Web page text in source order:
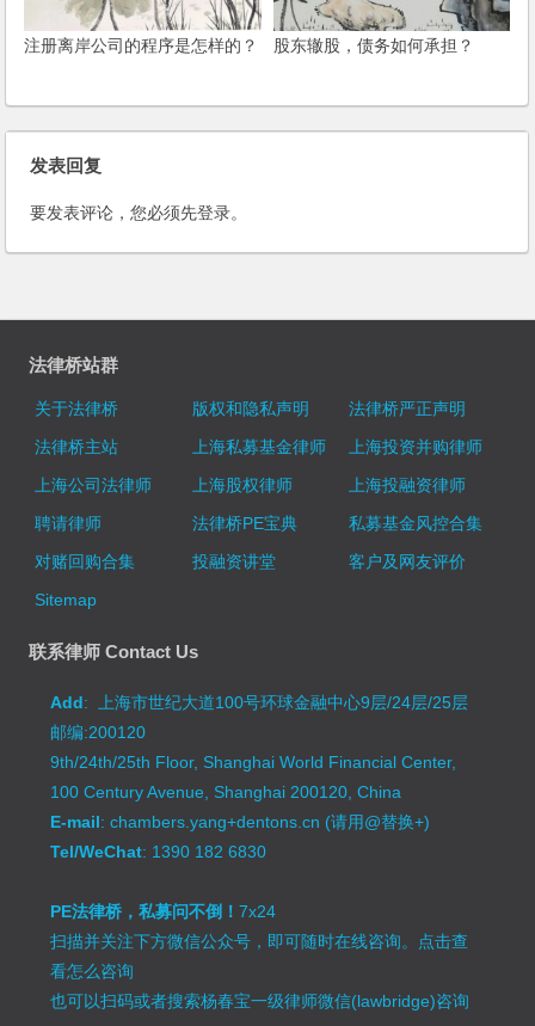
注册离岸公司的程序是怎样的？ 股东辙股，债务如何承担？
发表回复
要发表评论，您必须先登录。
法律桥站群
关于法律桥 版权和隐私声明
法律桥严正声明
法律桥主站
上海私募基金律师
上海投资并购律师
上海公司法律师
上海股权律师
上海投融资律师
聘请律师
法律桥PE宝典
私募基金风控合集
对赌回购合集
投融资讲堂
客户及网友评价
Sitemap
联系律师 Contact Us
Add: 上海市世纪大道100号环球金融中心9层/24层/25层
邮编:200120
9th/24th/25th Floor, Shanghai World Financial Center,
100 Century Avenue, Shanghai 200120, China
E-mail: chambers.yang+dentons.cn (请用@替换+)
Tel/WeChat: 1390 182 6830
PE法律桥，私募问不倒！7x24
扫描并关注下方微信公众号，即可随时在线咨询。 点击查
看怎么咨询
也可以扫码或者搜索杨春宝一级律师微信(lawbridge)咨询